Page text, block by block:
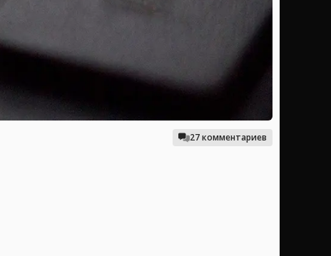
27 комментариев